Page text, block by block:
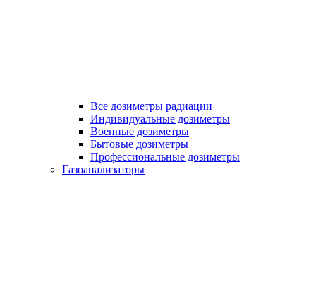
Все дозиметры радиации
Индивидуальные дозиметры
Военные дозиметры
Бытовые дозиметры
Профессиональные дозиметры
Газоанализаторы